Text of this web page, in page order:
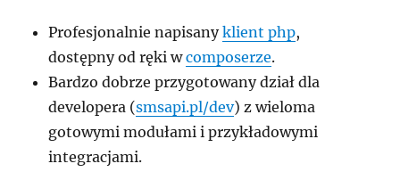
Profesjonalnie napisanyklient php,
dostępny od ręki wcomposerze.
Bardzo dobrze przygotowany dział dla
developera (smsapi.pl/dev) z wieloma
gotowymi modułami i przykładowymi
integracjami.